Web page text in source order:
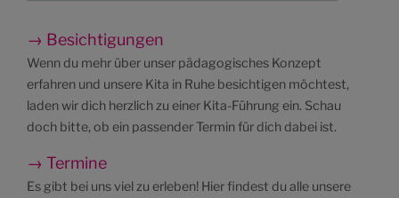
→ Besichtigungen
Wenn du mehr über unser pädagogisches Konzept
erfahren und unsere Kita in Ruhe besichtigen möchtest,
laden wir dich herzlich zu einer Kita-Führung ein. Schau
doch bitte, ob ein passender Termin für dich dabei ist.
→ Termine
Es gibt bei uns viel zu erleben! Hier findest du alle unsere